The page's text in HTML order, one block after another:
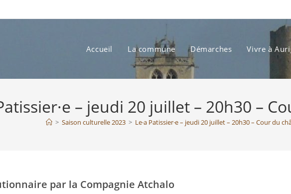
Accueil La commune Démarches Vivre à
– jeudi 20 juillet – 20h30 –
> Saison culturelle 2023 > Le·a Patissier·e – jeudi 20 juillet – 20h30 – Cour du
par la Compagnie Atchalo